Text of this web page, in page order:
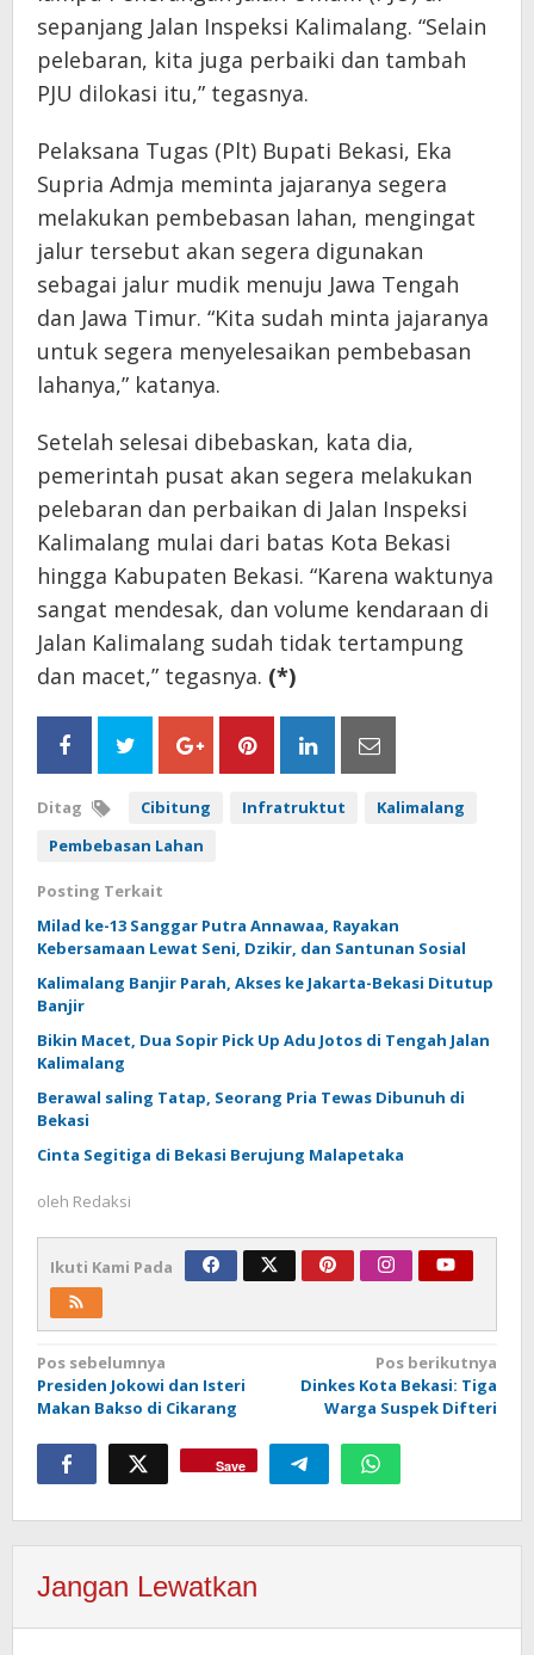
sepanjang Jalan Inspeksi Kalimalang. “Selain
pelebaran, kita juga perbaiki dan tambah
PJU dilokasi itu,” tegasnya.
Pelaksana Tugas (Plt) Bupati Bekasi, Eka
Supria Admja meminta jajaranya segera
melakukan pembebasan lahan, mengingat
jalur tersebut akan segera digunakan
sebagai jalur mudik menuju Jawa Tengah
dan Jawa Timur. “Kita sudah minta jajaranya
untuk segera menyelesaikan pembebasan
lahanya,” katanya.
Setelah selesai dibebaskan, kata dia,
pemerintah pusat akan segera melakukan
pelebaran dan perbaikan di Jalan Inspeksi
Kalimalang mulai dari batas Kota Bekasi
hingga Kabupaten Bekasi. “Karena waktunya
sangat mendesak, dan volume kendaraan di
Jalan Kalimalang sudah tidak tertampung
dan macet,” tegasnya. (*)
Ditag Cibitung Infratruktut
Kalimalang
Pembebasan Lahan
Posting Terkait
Milad ke-13 Sanggar Putra Annawaa, Rayakan
Kebersamaan Lewat Seni, Dzikir, dan Santunan Sosial
Kalimalang Banjir Parah, Akses ke Jakarta-Bekasi Ditutup
Banjir
Bikin Macet, Dua Sopir Pick Up Adu Jotos di Tengah Jalan
Kalimalang
Berawal saling Tatap, Seorang Pria Tewas Dibunuh di
Bekasi
Cinta Segitiga di Bekasi Berujung Malapetaka
oleh Redaksi
Ikuti Kami Pada
Navigasi
pos
Pos sebelumnya
Presiden Jokowi dan Isteri
Makan Bakso di Cikarang
Pos berikutnya
Dinkes Kota Bekasi: Tiga
Warga Suspek Difteri
Save
Jangan Lewatkan